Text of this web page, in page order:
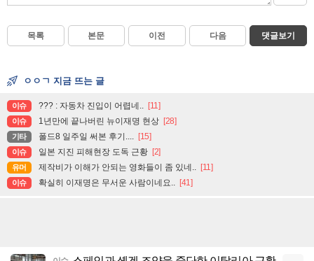
목록 본문 이전 다음 댓글보기
ㅇㅇㄱ 지금 뜨는 글
이슈 ??? : 자동차 진입이 어렵네.. [11]
이슈 1년만에 끝나버린 뉴이재명 현상 [28]
기타 폴드8 일주일 써본 후기.... [15]
이슈 일본 지진 피해현장 도독 근황 [2]
유머 제작비가 이해가 안되는 영화들이 좀 있네.. [11]
이슈 확실히 이재명은 무서운 사람이네요.. [41]